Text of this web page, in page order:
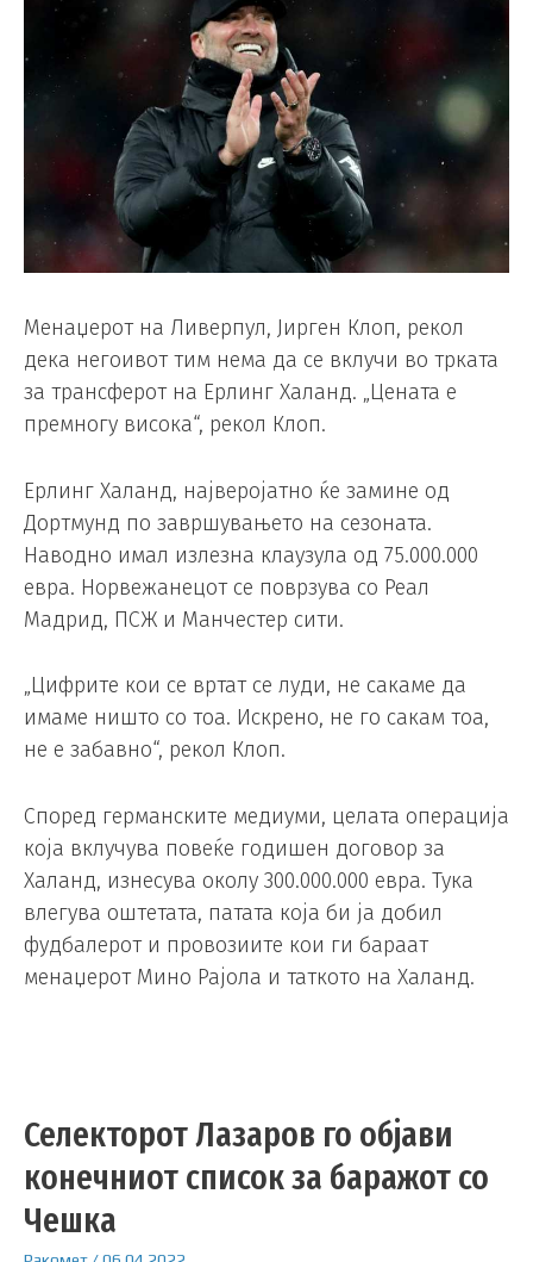
Менаџерот на Ливерпул, Јирген Клоп, рекол
дека негоивот тим нема да се вклучи во трката
за трансферот на Ерлинг Халанд. „Цената е
премногу висока“, рекол Клоп.
Ерлинг Халанд, најверојатно ќе замине од
Дортмунд по завршувањето на сезоната.
Наводно имал излезна клаузула од 75.000.000
евра. Норвежанецот се поврзува со Реал
Мадрид, ПСЖ и Манчестер сити.
„Цифрите кои се вртат се луди, не сакаме да
имаме ништо со тоа. Искрено, не го сакам тоа,
не е забавно“, рекол Клоп.
Според германските медиуми, целата операција
која вклучува повеќе годишен договор за
Халанд, изнесува околу 300.000.000 евра. Тука
влегува оштетата, патата која би ја добил
фудбалерот и провозиите кои ги бараат
менаџерот Мино Рајола и таткото на Халанд.
Селекторот Лазаров го објави
конечниот список за баражот со
Чешка